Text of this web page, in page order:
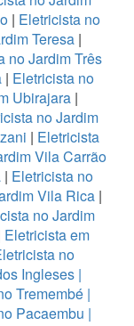
| Eletricista no
Teresa |
no Jardim Três
| Eletricista no
Ubirajara |
no Jardim
| Eletricista
Vila Carrão
| Eletricista no
Vila Rica|
no Jardim
Eletricista em
no
Ingleses |
Tremembé|
Pacaembu |